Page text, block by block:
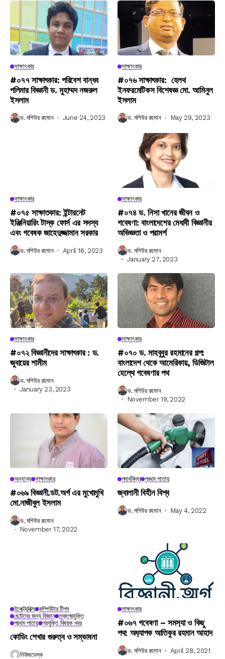
সাক্ষাৎকার
#০৭৭ সাক্ষাৎকার: পরিবেশ বান্ধব
পলিমার বিজ্ঞানী ড. মুহাম্মদ নজরুল
ইসলাম
ড. মশিউর রহমান June 24, 2023
সাক্ষাৎকার
#০৭৬ সাক্ষাৎকার: হেলথ
ইনফরমেটিকস বিশেষজ্ঞ মো. আমিনুল
ইসলাম
ড. মশিউর রহমান May 29, 2023
সাক্ষাৎকার
#০৭৫ সাক্ষাতকার: ইন্টারনেট
ইঞ্জিনিয়ারিং টাস্ক ফোর্স এর সদস্য
এবং গবেষক জাহেদুজ্জামান সরকার
ড. মশিউর রহমান April 16, 2023
সাক্ষাৎকার
#০৭৪ ড. নিসা খানের জীবন ও
গবেষণা: বাংলাদেশের মেধাবী বিজ্ঞানীর
অভিজ্ঞতা ও পরামর্শ
ড. মশিউর রহমান
January 27, 2023
সাক্ষাৎকার
#০৭২ বিজ্ঞানীদের সাক্ষাৎকার : ড.
জুবায়ের শামীম
ড. মশিউর রহমান
January 23, 2023
সাক্ষাৎকার
#০৭০ ড. মাহবুবুর রহমানের গল্প:
বাংলাদেশ থেকে আমেরিকায়, ডিজিটাল
হেল্থে গবেষণার পথ
ড. মশিউর রহমান
November 19, 2022
অন্যান্য সাক্ষাৎকার
#০৬৯ বিজ্ঞানী.ডট.অর্গ এর মুখোমুখি
মো.নাজীবুল ইসলাম
ড. মশিউর রহমান
November 17, 2022
পদার্থবিদ্যা প্রথম পাতায়
জ্বালানী বিহীন বিশ্ব
ড. মশিউর রহমান May 4, 2022
ইলেক্ট্রনিক্স কম্পিউটার টিপস
ছোটদের জন্য বিজ্ঞান তথ্যপ্রযুক্তি
প্রথম পাতায় প্রযুক্তি বিষয়ক খবর
কোডিং শেখার গুরুত্ব ও সম্ভাবনা
নিউজডেস্ক
সাক্ষাৎকার
#০৬৭ গবেষণা – সমস‍্যা ও কিছু
পথ: অধ‍্যাপক আতিকুর রহমান আহাদ
ড. মশিউর রহমান April 28, 2021